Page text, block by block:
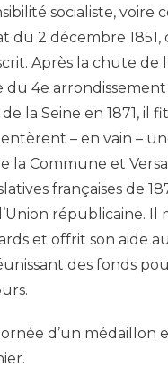
socialiste, voire
du 2 décembre
Après la chute de
du 4e arrondissement
la Seine en 1871, il
– en vain –
la Commune et
françaises de
républicaine. Il
et offrit son aide
des fonds
d’un médaillon